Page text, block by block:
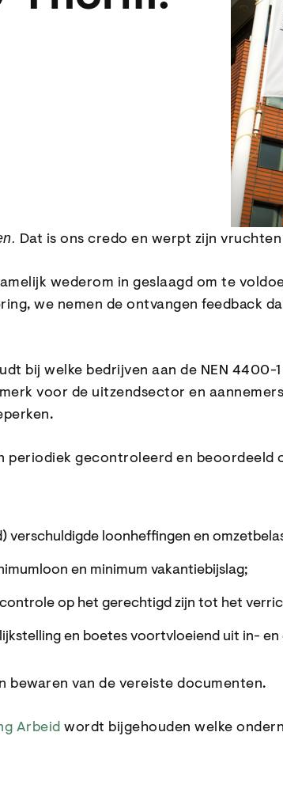
Dat is ons credo en werpt zijn vruchten
wederom in geslaagd om te
we nemen de ontvangen feedback
bij welke bedrijven aan de NEN
voor de uitzendsector en
periodiek gecontroleerd en
verschuldigde loonheffingen en
en minimum vakantiebijslag;
op het gerechtigd zijn tot het
en boetes voortvloeiend uit in-
bewaren van de vereiste documenten.
Arbeid wordt bijgehouden welke